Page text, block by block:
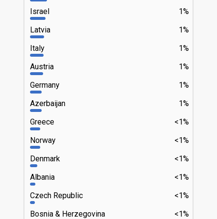
1%
Israel
1%
Latvia
1%
Italy
1%
Austria
1%
Germany
1%
Azerbaijan
<1%
Greece
<1%
Norway
<1%
Denmark
<1%
Albania
<1%
Czech Republic
<1%
Bosnia & Herzegovina